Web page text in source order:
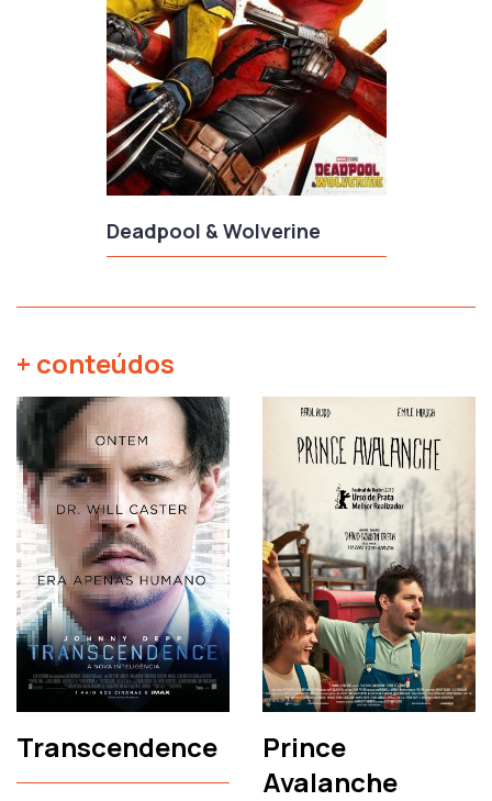
Deadpool & Wolverine
+ conteúdos
Transcendence
Prince
Avalanche